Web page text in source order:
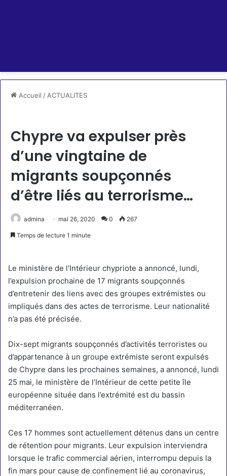
Accueil / ACTUALITES
Chypre va expulser près
d’une vingtaine de
migrants soupçonnés
d’être liés au terrorisme…
admina mai 26, 2020 0 267
Temps de lecture 1 minute
Le ministère de l’Intérieur chypriote a annoncé, lundi,
l’expulsion prochaine de 17 migrants soupçonnés
d’entretenir des liens avec des groupes extrémistes ou
impliqués dans des actes de terrorisme. Leur nationalité
n’a pas été précisée.
Dix-sept migrants soupçonnés d’activités terroristes ou
d’appartenance à un groupe extrémiste seront expulsés
de Chypre dans les prochaines semaines, a annoncé, lundi
25 mai, le ministère de l’Intérieur de cette petite île
européenne située dans l’extrémité est du bassin
méditerranéen.
Ces 17 hommes sont actuellement détenus dans un centre
de rétention pour migrants. Leur expulsion interviendra
lorsque le trafic commercial aérien, interrompu depuis la
fin mars pour cause de confinement lié au coronavirus,